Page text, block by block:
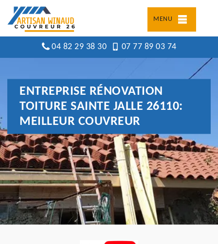
MENU
04 82 29 38 30 07 77 89 03 74
ENTREPRISE RÉNOVATION
TOITURE SAINTE JALLE 26110:
MEILLEUR COUVREUR